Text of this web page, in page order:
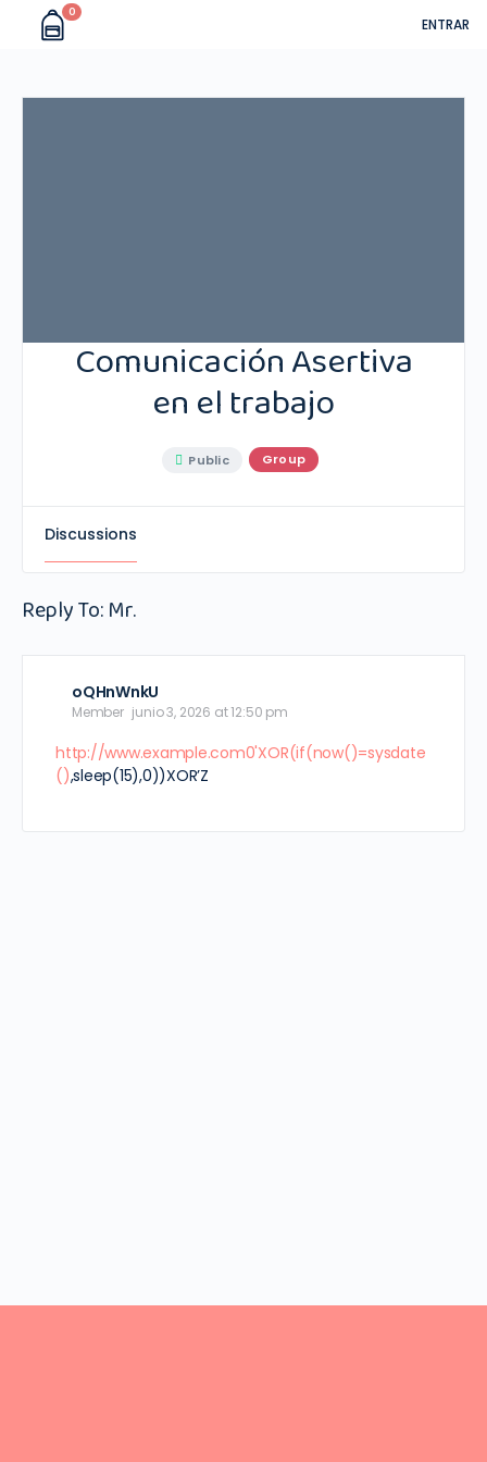
0
ENTRAR
Comunicación Asertiva
en el trabajo
Public Group
Discussions
Reply To: Mr.
oQHnWnkU
Member junio 3, 2026 at 12:50 pm
http://www.example.com0'XOR(if(now()=sysdate
(),sleep(15),0))XOR’Z